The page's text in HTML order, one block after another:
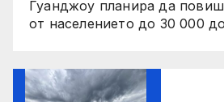
Гуанджоу планира да
от населението до 30 000